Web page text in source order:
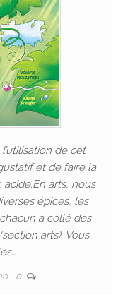
de cet
et de faire la
arts, nous
épices, les
a collé des
arts). Vous
0